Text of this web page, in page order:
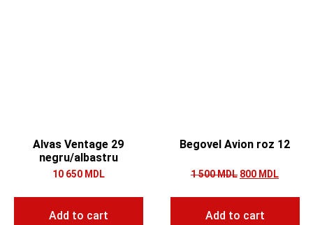
Alvas Ventage 29
negru/albastru
10 650 MDL
Add to cart
Begovel Avion roz 12
1 500MDL 800 MDL
Add to cart